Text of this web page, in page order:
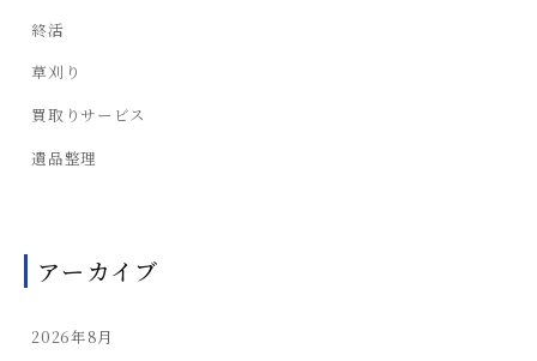
終活
草刈り
買取りサービス
遺品整理
アーカイブ
2026年8月